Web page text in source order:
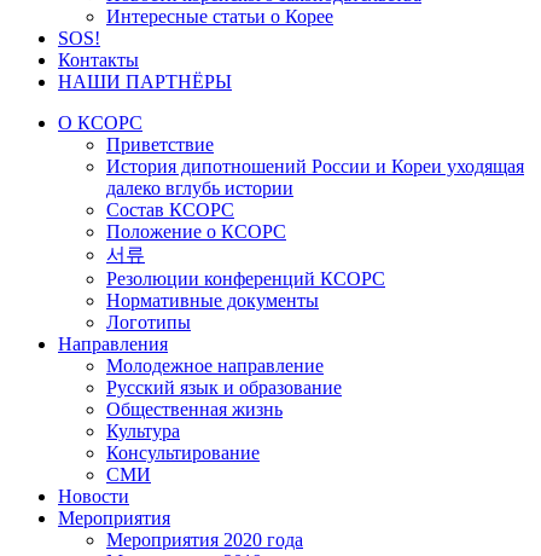
Интересные статьи о Корее
SOS!
Контакты
НАШИ ПАРТНЁРЫ
О КСОРС
Приветствие
История дипотношений России и Кореи уходящая
далеко вглубь истории
Состав КСОРС
Положение о КСОРС
서류
Резолюции конференций КСОРС
Нормативные документы
Логотипы
Направления
Молодежное направление
Русский язык и образование
Общественная жизнь
Культура
Консультирование
СМИ
Новости
Мероприятия
Мероприятия 2020 года